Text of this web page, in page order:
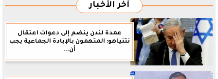
آخر الأخبار
عمدة لندن ينضم إلى دعوات اعتقال
نتنياهو: المتهمون بالإبادة الجماعية يجب
أن...